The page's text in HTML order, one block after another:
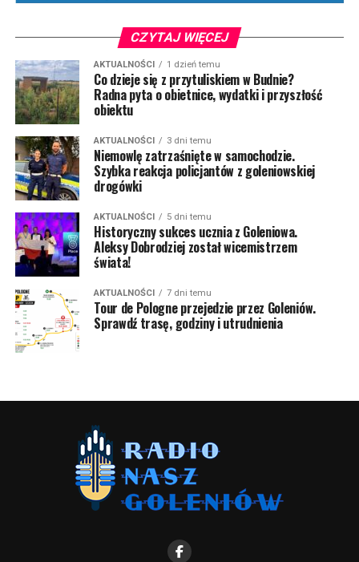
CZYTAJ WIĘCEJ
AKTUALNOŚCI 1 dzień temu
Co dzieje się z przytuliskiem w Budnie?
Radna pyta o obietnice, wydatki i przyszłość
obiektu
AKTUALNOŚCI 3 dni temu
Niemowlę zatrzaśnięte w samochodzie.
Szybka reakcja policjantów z goleniowskiej
drogówki
AKTUALNOŚCI 5 dni temu
Historyczny sukces ucznia z Goleniowa.
Aleksy Dobrodziej został wicemistrzem
świata!
AKTUALNOŚCI 7 dni temu
Tour de Pologne przejedzie przez Goleniów.
Sprawdź trasę, godziny i utrudnienia